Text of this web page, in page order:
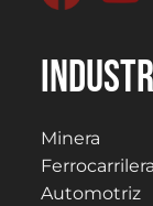
Minera
Ferrocarrilera
Automotriz